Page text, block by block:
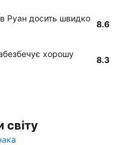
Руан досить швидко
8.6
хорошу
8.3
світу